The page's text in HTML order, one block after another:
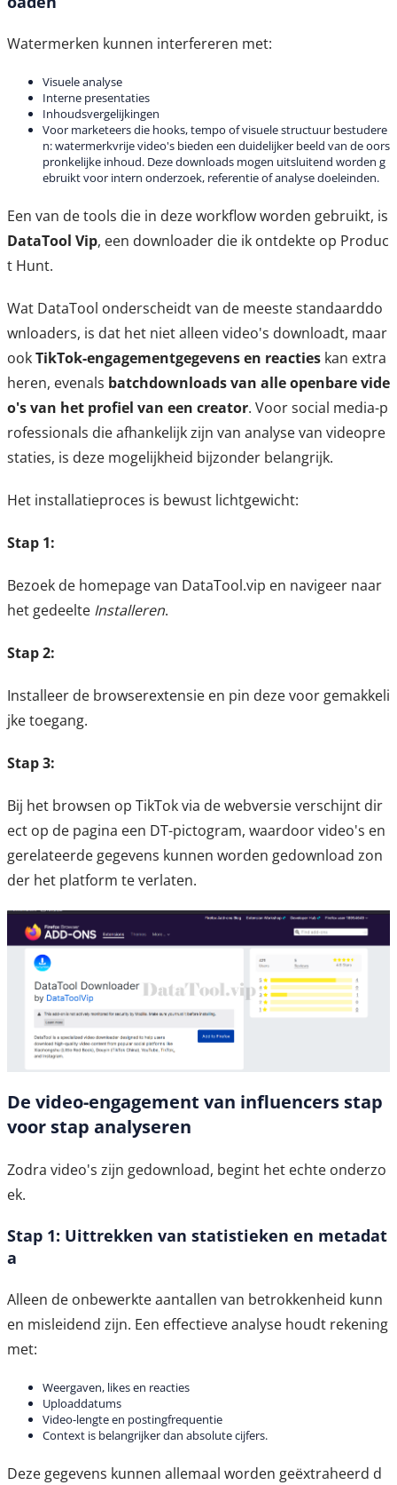
Watermerken kunnen interfereren met:
Visuele analyse
Interne presentaties
Inhoudsvergelijkingen
Voor marketeers die hooks, tempo of visuele structuur bestudere
n: watermerkvrije video's bieden een duidelijker beeld van de oors
pronkelijke inhoud. Deze downloads mogen uitsluitend worden g
ebruikt voor intern onderzoek, referentie of analyse doeleinden.
Een van de tools die in deze workflow worden gebruikt, is
DataTool Vip, een downloader die ik ontdekte op Produc
t Hunt.
Wat DataTool onderscheidt van de meeste standaarddo
wnloaders, is dat het niet alleen video's downloadt, maar
ookTikTok-engagementgegevens en reacties kan extra
heren, evenals batchdownloads van alle openbare vide
o's van het profiel van een creator. Voor social media-p
rofessionals die afhankelijk zijn van analyse van videopre
staties, is deze mogelijkheid bijzonder belangrijk.
Het installatieproces is bewust lichtgewicht:
Stap 1:
Bezoek de homepage van DataTool.vip en navigeer naar
het gedeelte Installeren.
Stap 2:
Installeer de browserextensie en pin deze voor gemakkeli
jke toegang.
Stap 3:
Bij het browsen op TikTok via de webversie verschijnt dir
ect op de pagina een DT-pictogram, waardoor video's en
gerelateerde gegevens kunnen worden gedownload zon
der het platform te verlaten.
De video-engage­ment van influencers stap
voor stap analyseren
Zodra video's zijn gedownload, begint het echte onderzo
ek.
Stap 1: Uittrekken van statistieken en metadat
a
Alleen de onbewerkte aantallen van betrokkenheid kunn
en misleidend zijn. Een effectieve analyse houdt rekening
met:
Weergaven, likes en reacties
Uploaddatums
Video-lengte en postingfrequentie
Context is belangrijker dan absolute cijfers.
Deze gegevens kunnen allemaal worden geëxtraheerd d